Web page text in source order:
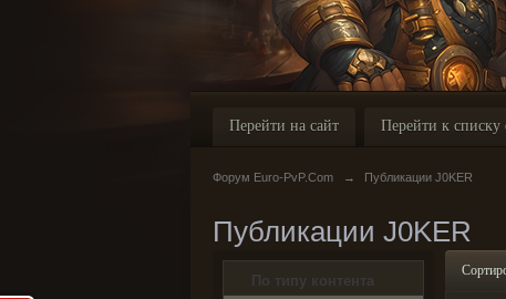
Перейти на сайт Перейти к списку
Форум Euro-PvP.Com → Публикации J0KER
Публикации J0KER
По типу контента